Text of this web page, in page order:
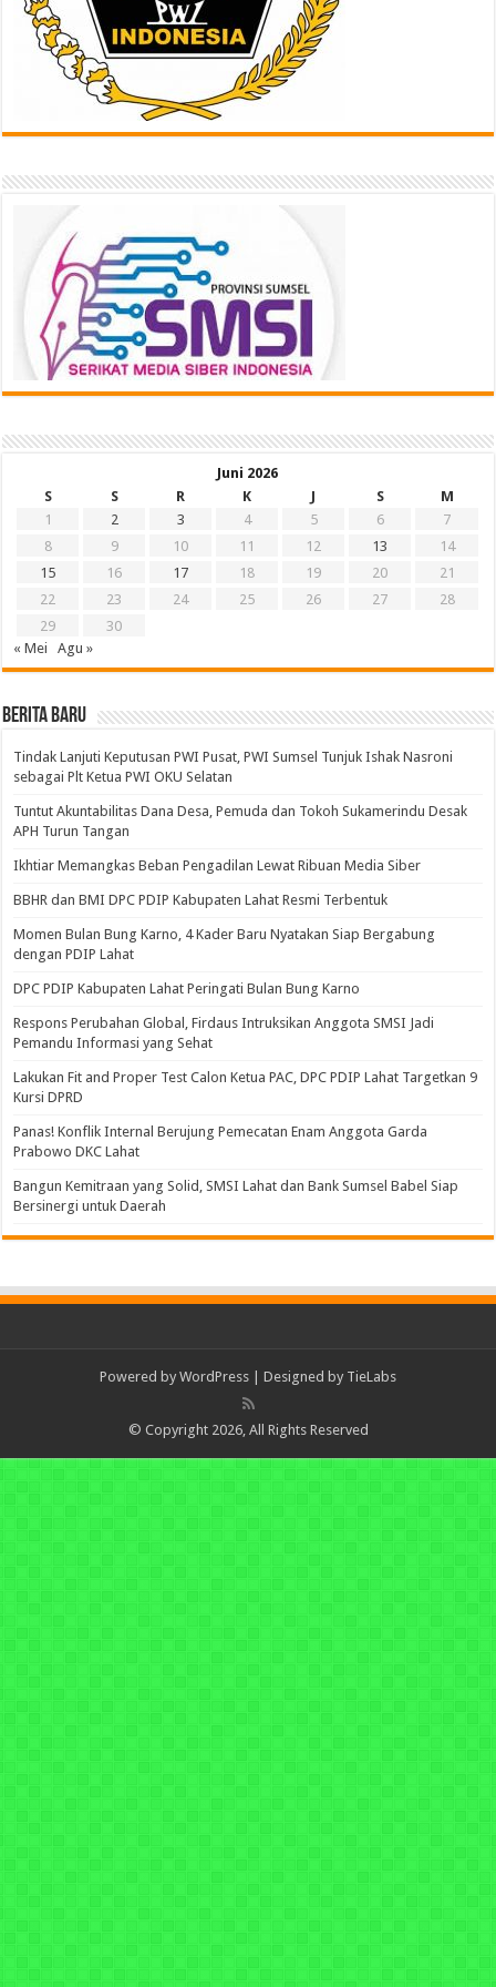
Juni 2026
S
S R K J S
M
1
2 3 4 5 6
7
8
9 10 11 12 13
14
15
16 17 18 19 20
21
22
23 24 25 26 27
28
29
30
« Mei
Agu »
BERITA BARU
Tindak Lanjuti Keputusan PWI Pusat, PWI Sumsel Tunjuk Ishak Nasroni
sebagai Plt Ketua PWI OKU Selatan
Tuntut Akuntabilitas Dana Desa, Pemuda dan Tokoh Sukamerindu Desak
APH Turun Tangan
Ikhtiar Memangkas Beban Pengadilan Lewat Ribuan Media Siber
BBHR dan BMI DPC PDIP Kabupaten Lahat Resmi Terbentuk
Momen Bulan Bung Karno, 4 Kader Baru Nyatakan Siap Bergabung
dengan PDIP Lahat
DPC PDIP Kabupaten Lahat Peringati Bulan Bung Karno
Respons Perubahan Global, Firdaus Intruksikan Anggota SMSI Jadi
Pemandu Informasi yang Sehat
Lakukan Fit and Proper Test Calon Ketua PAC, DPC PDIP Lahat Targetkan 9
Kursi DPRD
Panas! Konflik Internal Berujung Pemecatan Enam Anggota Garda
Prabowo DKC Lahat
Bangun Kemitraan yang Solid, SMSI Lahat dan Bank Sumsel Babel Siap
Bersinergi untuk Daerah
Powered by WordPress | Designed by TieLabs
© Copyright 2026, All Rights Reserved